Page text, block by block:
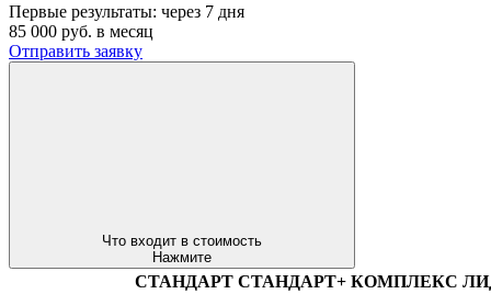
Первые результаты: через 7 дня
85 000 руб. в месяц
Отправить заявку
Что входит в стоимость
Нажмите
СТАНДАРТ СТАНДАРТ+ КОМПЛЕКС